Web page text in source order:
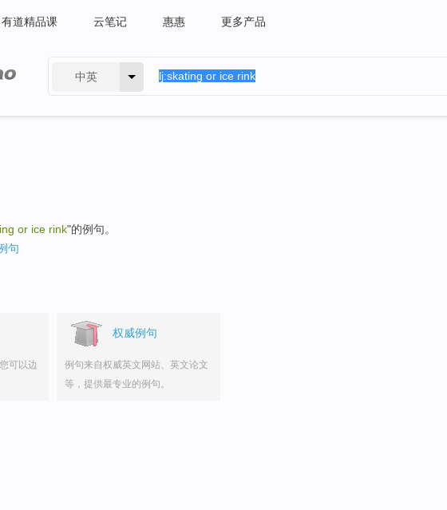
有道精品课 云笔记 惠惠 更多产品
中英
or ice rink"的例句。
句
可以边
权威例句
例句来自权威英文网站、英文论文
等，提供最专业的例句。